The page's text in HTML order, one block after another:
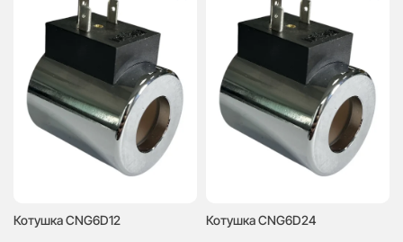
Котушка CNG6D12 Котушка CNG6D24